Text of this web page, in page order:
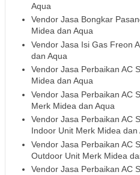
Aqua
Vendor Jasa Bongkar
Midea dan Aqua
Vendor Jasa Isi Gas Freon
dan Aqua
Vendor Jasa Perbaikan AC
Midea dan Aqua
Vendor Jasa Perbaikan AC
Merk Midea dan Aqua
Vendor Jasa Perbaikan AC
Indoor Unit Merk Midea dan
Vendor Jasa Perbaikan AC
Outdoor Unit Merk Midea
Vendor Jasa Perbaikan AC